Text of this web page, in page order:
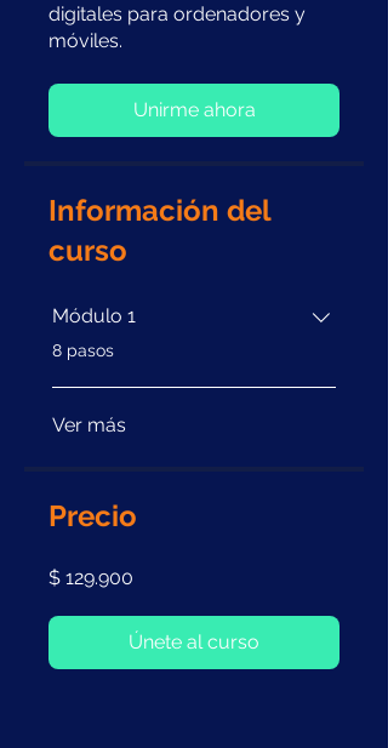
digitales para ordenadores y
Unirme ahora
Información del
curso
Módulo 1
.8 pasos
Ver más
Precio
$ 129.900
Únete al curso